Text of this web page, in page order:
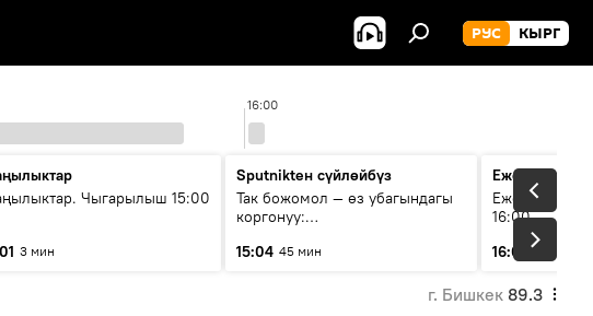
РУС КЫРГ
16:00
Чыгарылыш 15:00
3 мин
Sputnikteн сүйлөйбүз
Так божомол — өз убагындагы
коргонуу:
кантип өркүндөтүлүүдө
15:04 45 мин
Ежедневные
Ежедневные
16:00
16:01
3 мин
г. Бишкек 89.3